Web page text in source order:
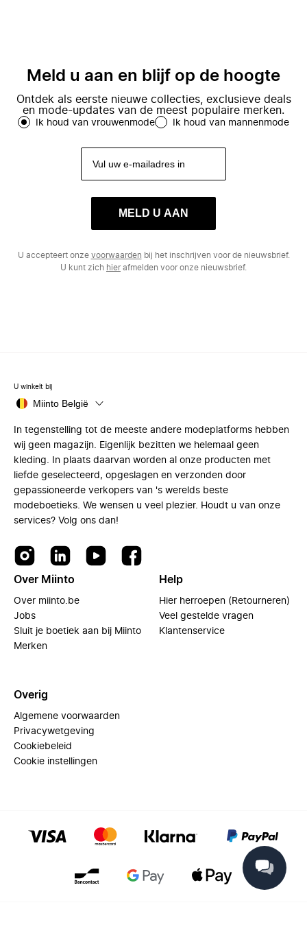
Meld u aan en blijf op de hoogte
Ontdek als eerste nieuwe collecties, exclusieve deals
en mode-updates van de meest populaire merken.
Ik houd van vrouwenmode Ik houd van mannenmode
MELD U AAN
U accepteert onze voorwaarden bij het inschrijven voor de nieuwsbrief.
U kunt zich hierafmelden voor onze nieuwsbrief.
U winkelt bij
Miinto België
In tegenstelling tot de meeste andere modeplatforms hebben
wij geen magazijn. Eigenlijk bezitten we helemaal geen
kleding. In plaats daarvan worden al onze producten met
liefde geselecteerd, opgeslagen en verzonden door
gepassioneerde verkopers van 's werelds beste
modeboetieks. We wensen u veel plezier. Houdt u van onze
services? Volg ons dan!
Over Miinto
Over miinto.be
Jobs
Sluit je boetiek aan bij Miinto
Merken
Help
Hier herroepen (Retourneren)
Veel gestelde vragen
Klantenservice
Overig
Algemene voorwaarden
Privacywetgeving
Cookiebeleid
Cookie instellingen